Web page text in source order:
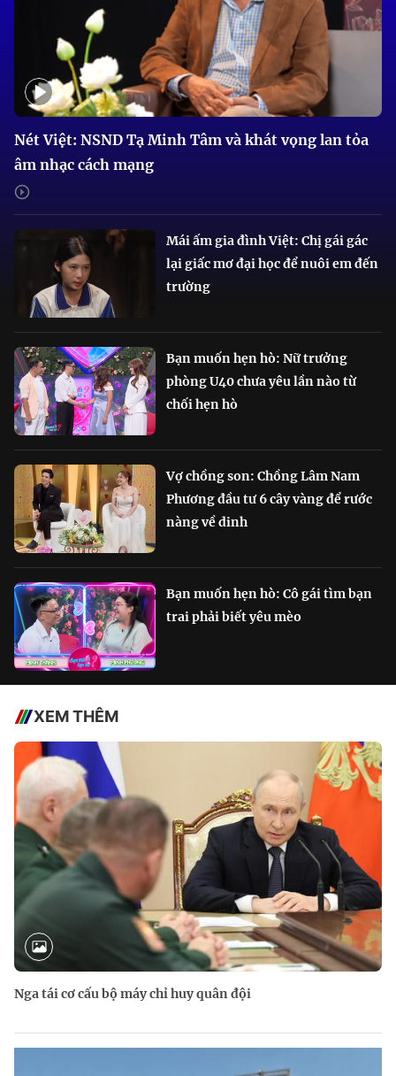
Nét Việt: NSND Tạ Minh Tâm và khát vọng lan tỏa
âm nhạc cách mạng
Mái ấm gia đình Việt: Chị gái gác
lại giấc mơ đại học để nuôi em đến
trường
Bạn muốn hẹn hò: Nữ trưởng
phòng U40 chưa yêu lần nào từ
chối hẹn hò
Vợ chồng son: Chồng Lâm Nam
Phương đầu tư 6 cây vàng để rước
nàng về dinh
Bạn muốn hẹn hò: Cô gái tìm bạn
trai phải biết yêu mèo
XEM THÊM
Nga tái cơ cấu bộ máy chỉ huy quân đội